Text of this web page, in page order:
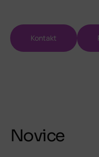
Kontakt
Novice